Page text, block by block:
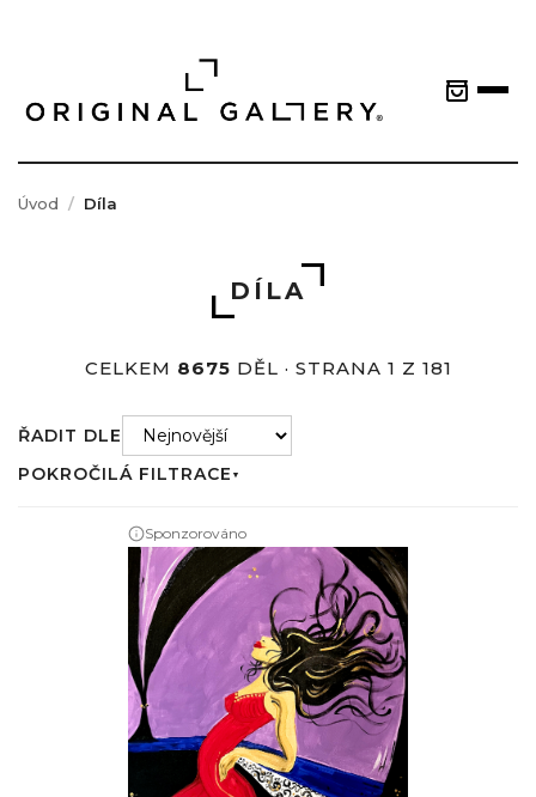
Úvod Díla
DÍLA
CELKEM 8675 DĚL · STRANA 1 Z 181
ŘADIT DLE
POKROČILÁ FILTRACE ▼
Sponzorováno